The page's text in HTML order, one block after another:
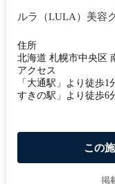
ルラ（LULA）美容
住所
北海道 札幌市中央区
アクセス
「大通駅」より徒歩1
すきの駅」より徒歩6
この
掲